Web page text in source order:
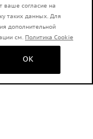
ваше согласие на
таких данных. Для
дополнительной
см. Политика Cookie
OK